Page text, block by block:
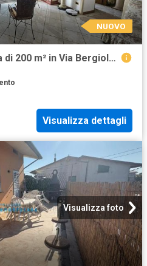
NUOVO
Appartamento in vendita di 200 m² in Via Bergiola, 83
Visualizza dettagli
Visualizza foto